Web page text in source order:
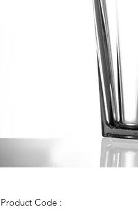
Product Code :